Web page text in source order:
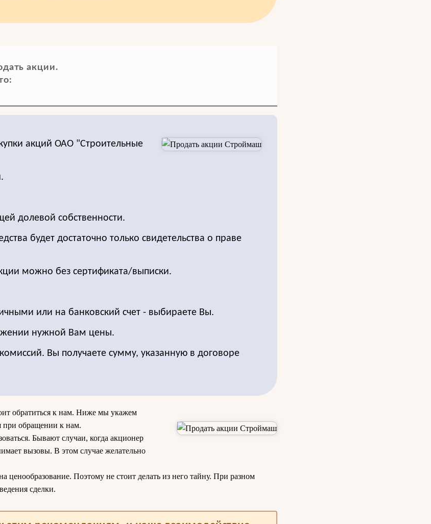
акции.
акций ОАО "Строительные
долевой собственности.
будет достаточно только свидетельства о праве
можно без сертификата/выписки.
или на банковский счет - выбираете Вы.
нужной Вам цены.
Вы получаете сумму, указанную в договоре
обратиться к нам. Ниже мы укажем
при обращении к нам.
Бывают случаи, когда акционер
вызовы. В этом случае желательно
Поэтому не стоит делать из него тайну. При разном
сделки.